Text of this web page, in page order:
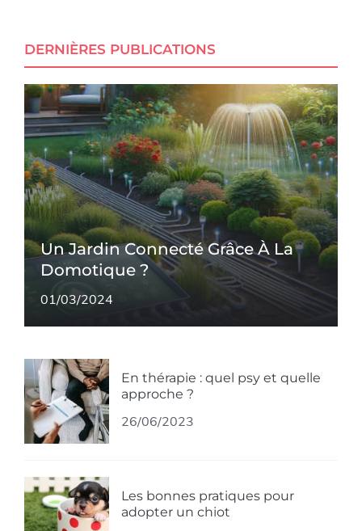
DERNIÈRES PUBLICATIONS
Un Jardin Connecté Grâce À La
Domotique ?
01/03/2024
En thérapie : quel psy et quelle
approche ?
26/06/2023
Les bonnes pratiques pour
adopter un chiot